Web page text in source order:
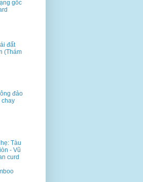
gốc
đất
(Thám
đảo
chay
Tàu
- Vũ
curd